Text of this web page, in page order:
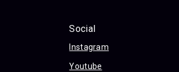
Social
Instagram
Youtube